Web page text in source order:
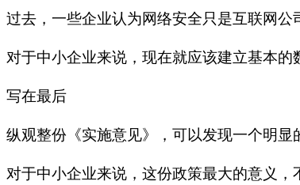
过去，一些企业认为网络安全只是互联网
对于中小企业来说，现在就应该建立基本
写在最后
纵观整份《实施意见》，可以发现一个明显
对于中小企业来说，这份政策最大的意义，